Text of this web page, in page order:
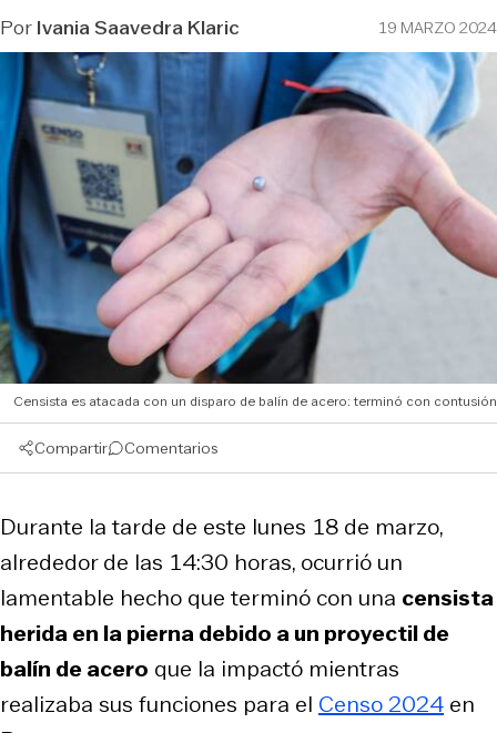
PorIvania Saavedra Klaric 19 MARZO 2024
Censista es atacada con un disparo de balín de acero: terminó con contusión
Compartir Comentarios
Durante la tarde de este lunes 18 de marzo,
alrededor de las 14:30 horas, ocurrió un
lamentable hecho que terminó con una censista
herida en la pierna debido a un proyectil de
balín de acero que la impactó mientras
realizaba sus funciones para el Censo 2024 en